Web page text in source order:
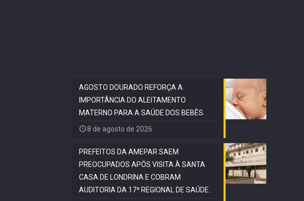
AGOSTO DOURADO REFORÇA A
IMPORTÂNCIA DO ALEITAMENTO
MATERNO PARA A SAÚDE DOS BEBÊS.
8 de agosto de 2026
PREFEITOS DA AMEPAR SAEM
PREOCUPADOS APÓS VISITA À SANTA
CASA DE LONDRINA E COBRAM
AUDITORIA DA 17ª REGIONAL DE SAÚDE.